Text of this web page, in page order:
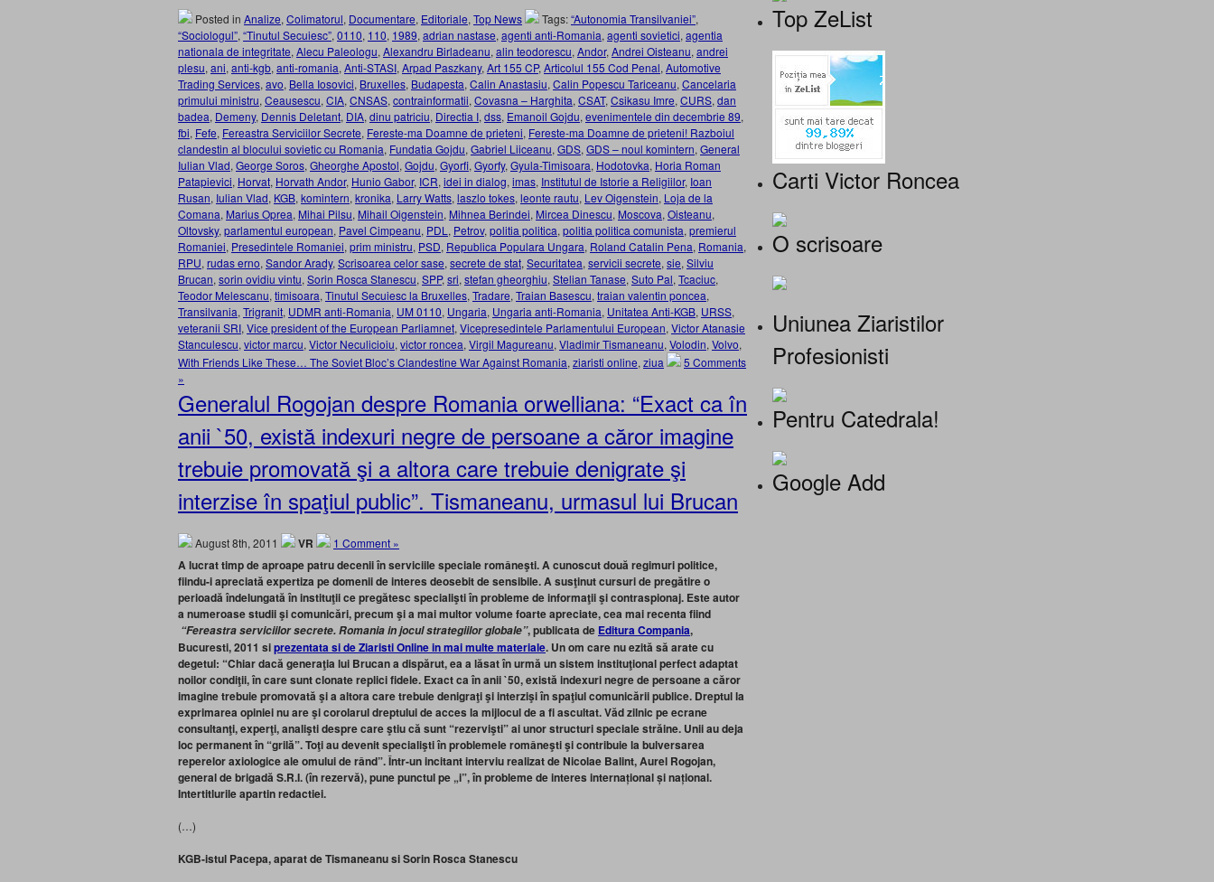
Posted in Analize, Colimatorul, Documentare, Editoriale, Top News Tags:“Autonomia Transilvaniei”,
“Sociologul”, “Tinutul Secuiesc”, 0110, 110, 1989, adrian nastase, agenti anti-Romania, agenti sovietici, agentia
nationala de integritate, Alecu Paleologu, Alexandru Birladeanu, alin teodorescu, Andor, Andrei Oisteanu, andrei
plesu, ani, anti-kgb, anti-romania, Anti-STASI, Arpad Paszkany, Art 155 CP, Articolul 155 Cod Penal, Automotive
Trading Services, avo, Bella Iosovici, Bruxelles, Budapesta, Calin Anastasiu, Calin Popescu Tariceanu, Cancelaria
primului ministru, Ceausescu, CIA, CNSAS, contrainformatii, Covasna – Harghita, CSAT, Csikasu Imre, CURS, dan
badea, Demeny, Dennis Deletant, DIA, dinu patriciu, Directia I, dss, Emanoil Gojdu, evenimentele din decembrie 89,
fbi, Fefe, Fereastra Serviciilor Secrete, Fereste-ma Doamne de prieteni, Fereste-ma Doamne de prieteni! Razboiul
clandestin al blocului sovietic cu Romania, Fundatia Gojdu, Gabriel Liiceanu, GDS, GDS – noul komintern, General
Iulian Vlad, George Soros, Gheorghe Apostol, Gojdu, Gyorfi, Gyorfy, Gyula-Timisoara, Hodotovka, Horia Roman
Patapievici, Horvat, Horvath Andor, Hunio Gabor, ICR, idei in dialog, imas, Institutul de Istorie a Religiilor, Ioan
Rusan, Iulian Vlad, KGB, komintern, kronika, Larry Watts, laszlo tokes, leonte rautu, Lev Oigenstein, Loja de la
Comana, Marius Oprea, Mihai Pilsu, Mihail Oigenstein, Mihnea Berindei, Mircea Dinescu, Moscova, Oisteanu,
Oltovsky, parlamentul european, Pavel Cimpeanu, PDL , Petrov, politia politica, politia politica comunista, premierul
Romaniei, Presedintele Romaniei, prim ministru, PSD, Republica Populara Ungara, Roland Catalin Pena, Romania,
RPU, rudas erno, Sandor Arady, Scrisoarea celor sase, secrete de stat, Securitatea, servicii secrete, sie, Silviu
Brucan, sorin ovidiu vintu, Sorin Rosca Stanescu, SPP, sri, stefan gheorghiu, Stelian Tanase, Suto Pal, Tcaciuc,
Teodor Melescanu, timisoara, Tinutul Secuiesc la Bruxelles, Tradare, Traian Basescu, traian valentin poncea,
Transilvania, Trigranit, UDMR anti-Romania, UM 0110, Ungaria, Ungaria anti-Romania, Unitatea Anti-KGB, URSS,
veteranii SRI, Vice president of the European Parliamnet, Vicepresedintele Parlamentului European, Victor Atanasie
Stanculescu, victor marcu, Victor Neculicioiu, victor roncea, Virgil Magureanu, Vladimir Tismaneanu, Volodin, Volvo,
With Friends Like These… The Soviet Bloc’s Clandestine War Against Romania, ziaristi online, ziua
5 Comments
»
Generalul Rogojan despre Romania orwelliana: “Exact ca în
anii `50, există indexuri negre de persoane a căror imagine
trebuie promovată şi a altora care trebuie denigrate şi
interzise în spaţiul public”. Tismaneanu, urmasul lui Brucan
August 8th, 2011 VR 1 Comment »
A lucrat timp de aproape patru decenii în serviciile speciale româneşti. A cunoscut două regimuri politice,
fiindu-i apreciată expertiza pe domenii de interes deosebit de sensibile. A susţinut cursuri de pregătire o
perioadă îndelungată în instituţii ce pregătesc specialişti în probleme de informaţii şi contraspionaj. Este autor
a numeroase studii şi comunicări, precum şi a mai multor volume foarte apreciate, cea mai recenta fiind
“Fereastra serviciilor secrete. Romania in jocul strategiilor globale”, publicata de Editura Compania,
Bucuresti, 2011 siprezentata si de Ziaristi Online in mai multe materiale. Un om care nu ezită să arate cu
degetul: “Chiar dacă generaţia lui Brucan a dispărut, ea a lăsat în urmă un sistem instituţional perfect adaptat
noilor condiţii, în care sunt clonate replici fidele. Exact ca în anii `50, există indexuri negre de persoane a căror
imagine trebuie promovată şi a altora care trebuie denigraţi şi interzişi în spaţiul comunicării publice. Dreptul la
exprimarea opiniei nu are şi corolarul dreptului de acces la mijlocul de a fi ascultat. Văd zilnic pe ecrane
consultanţi, experţi, analişti despre care ştiu că sunt “rezervişti” ai unor structuri speciale străine. Unii au deja
loc permanent în “grilă”. Toţi au devenit specialişti în problemele româneşti şi contribuie la bulversarea
reperelor axiologice ale omului de rând”. Într-un incitant interviu realizat de Nicolae Balint, Aurel Rogojan,
general de brigadă S.R.I. (în rezervă), pune punctul pe „i”, în probleme de interes internațional și național.
Intertitlurile apartin redactiei.
(…)
KGB-istul Pacepa, aparat de Tismaneanu si Sorin Rosca Stanescu
Top ZeList
Carti Victor Roncea
O scrisoare
Uniunea Ziaristilor
Profesionisti
Pentru Catedrala!
Google Add